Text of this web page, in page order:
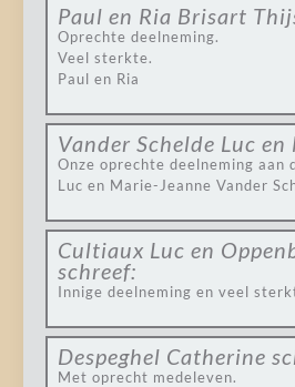
Paul en Ria Brisart
Oprechte deelneming.
Veel sterkte.
Paul en Ria
Vander Schelde Luc en
Onze oprechte deelneming aan
Luc en Marie-Jeanne Vander
Cultiaux Luc en
schreef:
Innige deelneming en veel
Despeghel Catherine
Met oprecht medeleven.